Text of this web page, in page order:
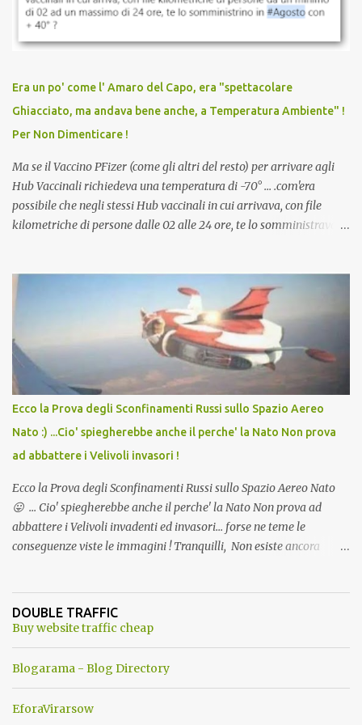
vaccinato, nessuno aveva prima cercato di farti sentire una
persona cattiva. Non avevamo mai visto un vaccino che minacci le
vaccino usato per minacciare i mezzi di sussistenza, il lavoro o la
scuola. Non avevamo mai visto un vaccino che permettesse a un
dodicenne di ignorare il consenso dei genitori. Dopo tutti i vaccini
che abbiamo elencato sopra...
Era un po' come l' Amaro del Capo, era "spettacolare
Ghiacciato, ma andava bene anche, a Temperatura Ambiente" !
Per Non Dimenticare !
Ma se il Vaccino PFizer (come gli altri del resto) per arrivare agli
Hub Vaccinali richiedeva una temperatura di -70° ... .com'era
possibile che negli stessi Hub vaccinali in cui arrivava, con file
kilometriche di persone dalle 02 alle 24 ore, te lo somministravano
Vaccino come: l' Amaro del Capo, era "spettacolare Ghiacciato, ma
andava bene anche, a Temperatura Ambiente"! Riproponiamo
l'articolo per NON Dimenticare!
Ecco la Prova degli Sconfinamenti Russi sullo Spazio Aereo
Nato :) ...Cio' spiegherebbe anche il perche' la Nato Non prova
ad abbattere i Velivoli invasori !
Ecco la Prova degli Sconfinamenti Russi sullo Spazio Aereo Nato
😛 ... Cio' spiegherebbe anche il perche' la Nato Non prova ad
abbattere i Velivoli invadenti ed invasori... forse ne teme le
conseguenze viste le immagini ! Tranquilli, Non esiste ancora
ancora una fantasia Nato o forse una "False Flag", per provocare
una guerra mondiale che difficilmente da menti sane, potrebbe
DOUBLE TRAFFIC
Buy website traffic cheap
Blogarama - Blog Directory
EforaVirarsow